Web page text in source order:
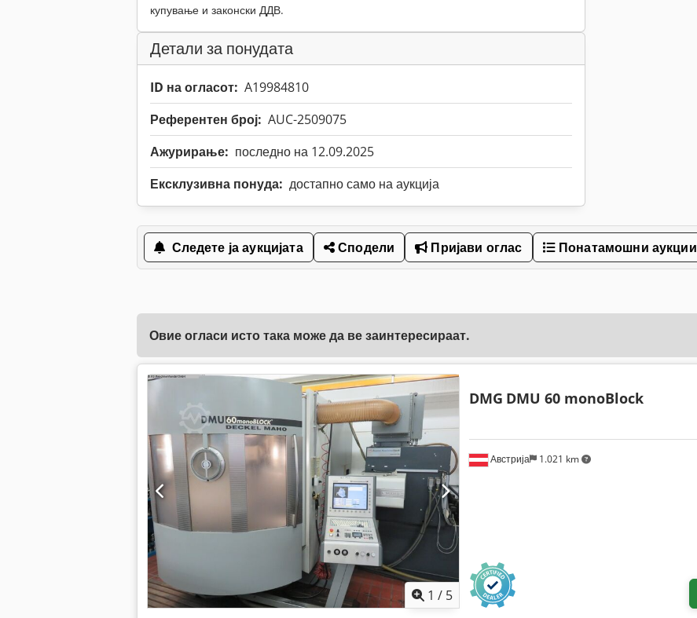
купување и законски ДДВ.
Детали за понудата
ID на огласот: A19984810
Референтен број: AUC-2509075
Ажурирање: последно на 12.09.2025
Ексклузивна понуда: достапно само на аукција
Следете ја аукцијата Сподели Пријави оглас Понатамошни аукции
Овие огласи исто така може да ве заинтересираат.
1 / 5
Австрија 1.021 km
DMG DMU 60 monoBlock